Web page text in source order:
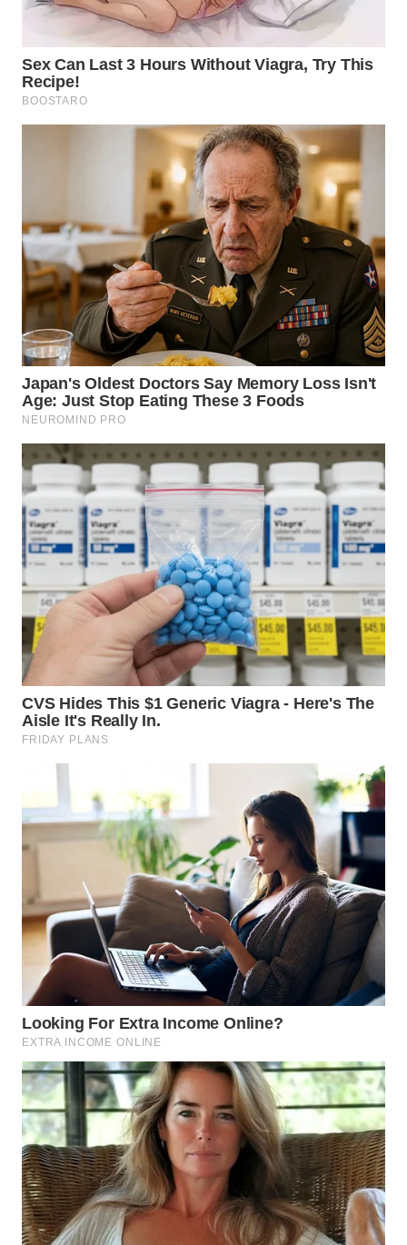
KARO
WN
SIMALUNGUN
WN
TENGAH
WN DELI
SERDANG
WN
TEBING
TINGGI
PAKPAK
KARAWANG
WN
BOGOR
WN
DEPOK
WN
UTARA
WN
PADANG
LAWAS
WN
SUMEDANG
WN
CIANJUR
WN
KEPULAUAN
SERIBU
WN